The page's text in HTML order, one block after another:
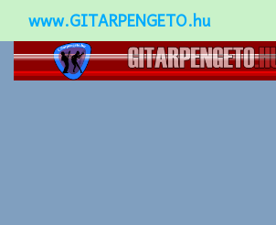
www.GITARPENGETO.hu
Népszerű-